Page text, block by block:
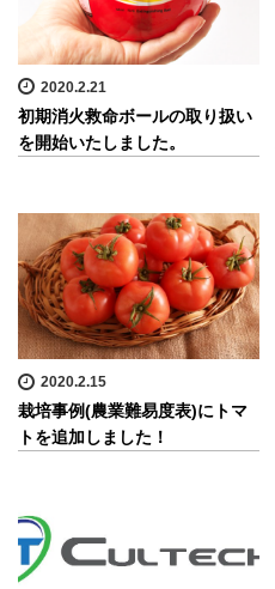
2020.2.21
初期消火救命ボールの取り扱い
を開始いたしました。
2020.2.15
栽培事例(農業難易度表)にトマ
トを追加しました！